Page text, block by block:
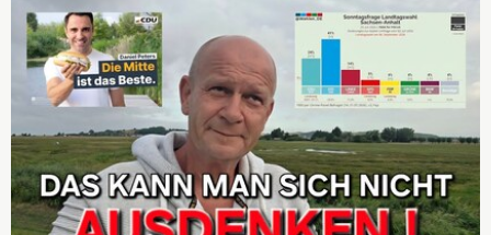
DLive:https://dlive.tv/DigitalerChronist
Wenn Sie meine Arbeit schätzen und unterstützen möchten.
Davon hat man allerdings keinerlei Vorteile
http://bit.ly/33P05wF
Bitcoin: 32maoSs4M816KbKrLAqGfoYp2LyZG58Jf6